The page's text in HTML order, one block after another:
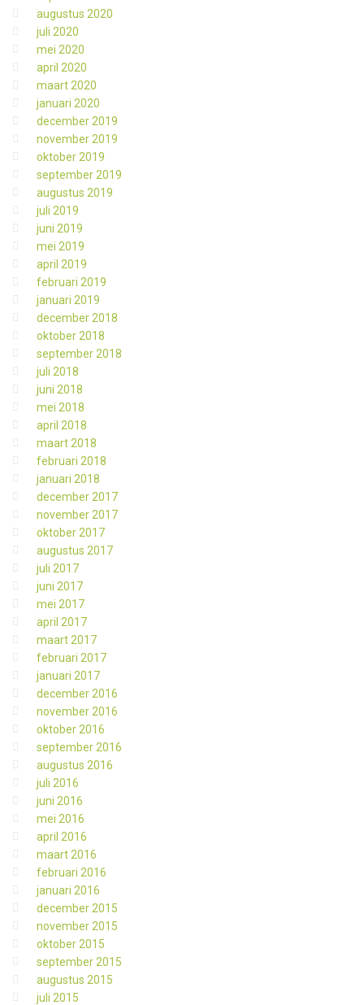
augustus 2020
juli 2020
mei 2020
april 2020
maart 2020
januari 2020
december 2019
november 2019
oktober 2019
september 2019
augustus 2019
juli 2019
juni 2019
mei 2019
april 2019
februari 2019
januari 2019
december 2018
oktober 2018
september 2018
juli 2018
juni 2018
mei 2018
april 2018
maart 2018
februari 2018
januari 2018
december 2017
november 2017
oktober 2017
augustus 2017
juli 2017
juni 2017
mei 2017
april 2017
maart 2017
februari 2017
januari 2017
december 2016
november 2016
oktober 2016
september 2016
augustus 2016
juli 2016
juni 2016
mei 2016
april 2016
maart 2016
februari 2016
januari 2016
december 2015
november 2015
oktober 2015
september 2015
augustus 2015
juli 2015